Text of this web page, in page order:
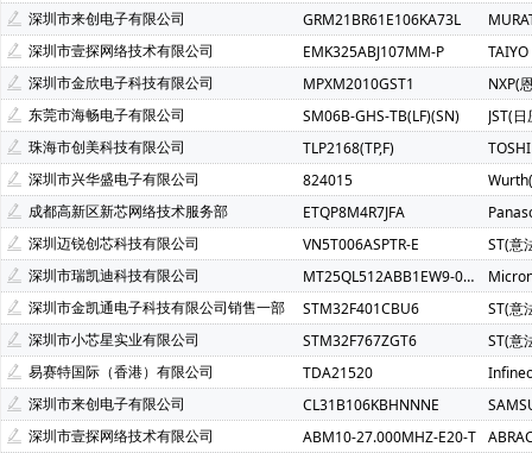
Anlogic(安路科技)(1)
HEXIN(禾芯微)(1)
Chipanalog(川
SHOU HAN(首韩)(1)
RYCHiP(蕊源)(1) Unilc(紫光国芯
深圳市来创电子有限公司
GRM21BR61E106KA73L
深圳市壹探网络技术有限公司
EMK325ABJ107MM-P
深圳市金欣电子科技有限公司
MPXM2010GST1
NXP(
东莞市海畅电子有限公司
SM06B-GHS-TB(LF)(SN)
JST(
珠海市创美科技有限公司
TLP2168(TP,F)
深圳市兴华盛电子有限公司
824015
成都高新区新芯网络技术服务部
ETQP8M4R7JFA
深圳迈锐创芯科技有限公司
VN5T006ASPTR-E
ST(意
深圳市瑞凯迪科技有限公司
MT25QL512ABB1EW9-0SIT
深圳市金凯通电子科技有限公司销售一部
STM32F401CBU6
ST(意
深圳市小芯星实业有限公司
STM32F767ZGT6
ST(意
易赛特国际（香港）有限公司
TDA21520
深圳市来创电子有限公司
CL31B106KBHNNNE
深圳市壹探网络技术有限公司
ABM10-27.000MHZ-E20-T